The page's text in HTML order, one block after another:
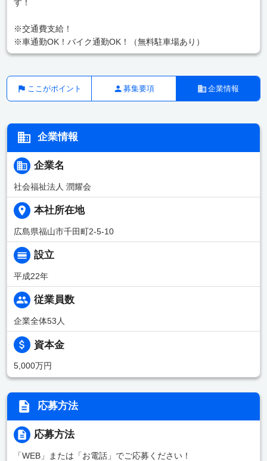
す！
※交通費支給！
※車通勤OK！バイク通勤OK！（無料駐車場あり）
ここがポイント 募集要項 企業情報
企業情報
企業名
社会福祉法人 潤耀会
本社所在地
広島県福山市千田町2-5-10
設立
平成22年
従業員数
企業全体53人
資本金
5,000万円
応募方法
応募方法
「WEB」または「お電話」でご応募ください！